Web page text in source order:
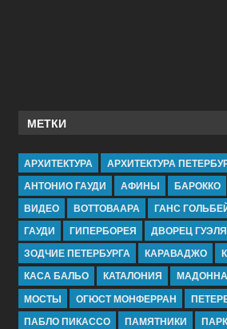
МЕТКИ
АРХИТЕКТУРА
АРХИТЕКТУРА
АНТОНИО ГАУДИ
АФИНЫ БАРОККО
ВИДЕО
ВОТТОВААРА
ГАНС
ГАУДИ
ГИПЕРБОРЕЯ ДВОРЕЦ ГУЭЛЯ
ЗОДЧИЕ ПЕТЕРБУРГА
КАРАВАДЖО
КАСА БАЛЬО
КАТАЛОНИЯ МАДОННА
МОСТЫ
ОГЮСТ МОНФЕРРАН
ПАБЛО ПИКАССО
ПАМЯТНИКИ